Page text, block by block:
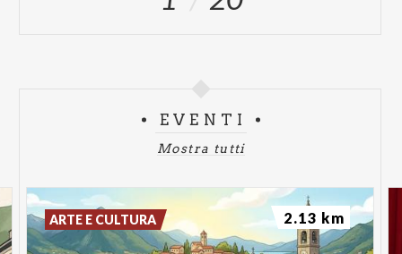
EVENTI
Mostra tutti
ARTE E CULTURA 2.13 km